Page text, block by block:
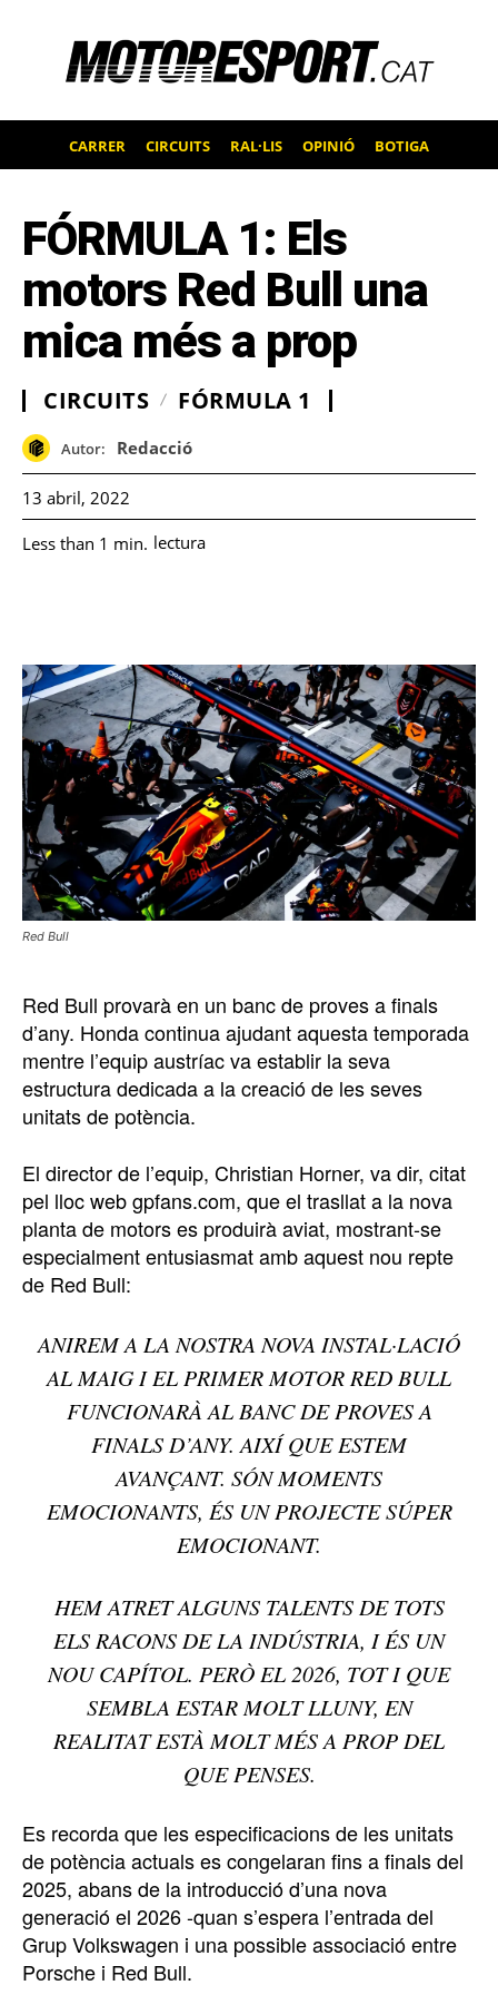
CARRER CIRCUITS RAL·LIS OPINIÓ BOTIGA
FÓRMULA 1: Els
motors Red Bull una
mica més a prop
CIRCUITS FÓRMULA 1
Autor: Redacció
13 abril, 2022
Less than 1 min. lectura
Red Bull
Red Bull provarà en un banc de proves a finals
d’any. Honda continua ajudant aquesta temporada
mentre l’equip austríac va establir la seva
estructura dedicada a la creació de les seves
unitats de potència.
El director de l’equip, Christian Horner, va dir, citat
pel lloc web gpfans.com, que el trasllat a la nova
planta de motors es produirà aviat, mostrant-se
especialment entusiasmat amb aquest nou repte
de Red Bull:
ANIREM A LA NOSTRA NOVA INSTAL·LACIÓ
AL MAIG I EL PRIMER MOTOR RED BULL
FUNCIONARÀ AL BANC DE PROVES A
FINALS D’ANY. AIXÍ QUE ESTEM
AVANÇANT. SÓN MOMENTS
EMOCIONANTS, ÉS UN PROJECTE SÚPER
EMOCIONANT.
HEM ATRET ALGUNS TALENTS DE TOTS
ELS RACONS DE LA INDÚSTRIA, I ÉS UN
NOU CAPÍTOL. PERÒ EL 2026, TOT I QUE
SEMBLA ESTAR MOLT LLUNY, EN
REALITAT ESTÀ MOLT MÉS A PROP DEL
QUE PENSES.
Es recorda que les especificacions de les unitats
de potència actuals es congelaran fins a finals del
2025, abans de la introducció d’una nova
generació el 2026 -quan s’espera l’entrada del
Grup Volkswagen i una possible associació entre
Porsche i Red Bull.